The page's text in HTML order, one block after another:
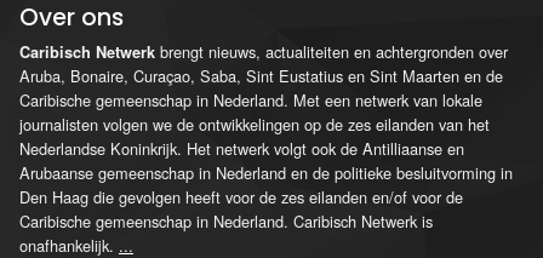
Over ons
Caribisch Netwerk brengt nieuws, actualiteiten en achtergronden over
Aruba, Bonaire, Curaçao, Saba, Sint Eustatius en Sint Maarten en de
Caribische gemeenschap in Nederland. Met een netwerk van lokale
journalisten volgen we de ontwikkelingen op de zes eilanden van het
Nederlandse Koninkrijk. Het netwerk volgt ook de Antilliaanse en
Arubaanse gemeenschap in Nederland en de politieke besluitvorming in
Den Haag die gevolgen heeft voor de zes eilanden en/of voor de
Caribische gemeenschap in Nederland. Caribisch Netwerk is
onafhankelijk. ...